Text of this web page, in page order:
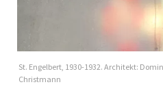
St. Engelbert, 1930-1932. Architekt:
Christmann